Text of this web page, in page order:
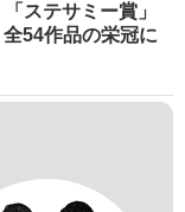
ステサミー賞」
54作品の栄冠に